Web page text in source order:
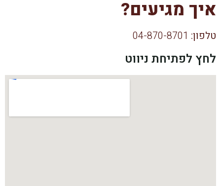
איך מגיעים?
טלפון:
לחץ לפתיחת ניווט